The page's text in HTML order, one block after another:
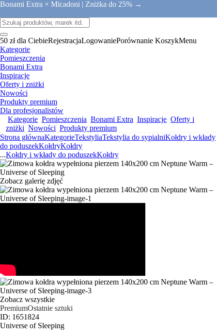
Bonami Extra × Micadoni | Zniżka do 25% →
50 zł dla CiebieRejestracjaLogowaniePorównanie KoszykMenu
Kategorie
Pomieszczenia
Bonami Extra
Inspiracje
Oferty i zniżki
Nowości
Produkty premium
Dla profesjonalistów
Kategorie Pomieszczenia Bonami Extra Inspiracje Oferty i
zniżki Nowości Produkty premium
Strona głównaKategorieTekstyliaTekstylia do sypialniKołdry i wkłady
do poduszekKołdryKołdry
...Kołdry i wkłady do poduszekKołdry
Zobacz galerię zdjęć
Zobacz wszystkie
PremiumOstatnie sztuki
ID: 1651824
Universe of Sleeping